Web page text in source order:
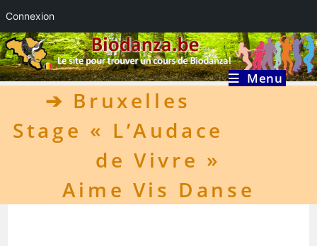
Connexion
Skip
to
content
Menu
➔ Bruxelles
Stage « L’Audace
de Vivre »
Aime Vis Danse